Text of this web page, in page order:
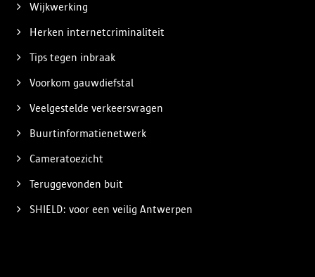
Wijkwerking
Herken internetcriminaliteit
Tips tegen inbraak
Voorkom gauwdiefstal
Veelgestelde verkeersvragen
Buurtinformatienetwerk
Cameratoezicht
Teruggevonden buit
SHIELD: voor een veilig Antwerpen